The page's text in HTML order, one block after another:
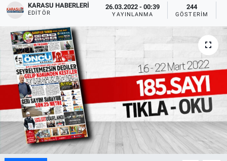
KARASU HABERLERI
EDITÖR
26.03.2022 - 00:39
YAYINLANMA
244
GÖSTERIM